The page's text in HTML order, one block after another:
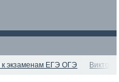
к экзаменам ЕГЭ ОГЭ Виктор